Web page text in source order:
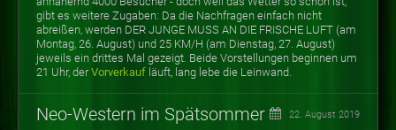
gibt es weitere Zugaben: Da die Nachfragen einfach nicht
abreißen, werden DER JUNGE MUSS AN DIE FRISCHE LUFT (am
Montag, 26. August) und 25 KM/H (am Dienstag, 27. August)
jeweils ein drittes Mal gezeigt. Beide Vorstellungen beginnen um
21 Uhr, derVorverkauf läuft, lang lebe die Leinwand.
Neo-Western im Spätsommer 22. August 2019